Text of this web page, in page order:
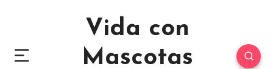
Vida con
Mascotas